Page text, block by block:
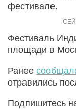
фестивале.
Фестиваль
площади в
Ранее
отравились
Подпишитесь